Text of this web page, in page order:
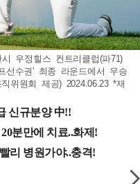
우정힐스 컨트리클럽(파71)
선수권' 최종 라운드에서 우승
위원회 제공) 2024.06.23 *재